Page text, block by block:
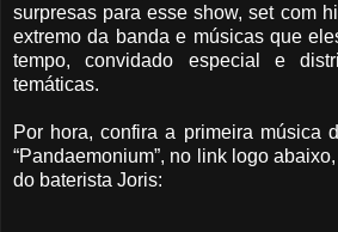
surpresas para esse show, set com
extremo da banda e músicas que
tempo, convidado especial e
temáticas.
Por hora, confira a primeira música
“Pandaemonium”, no link logo
do baterista Joris: